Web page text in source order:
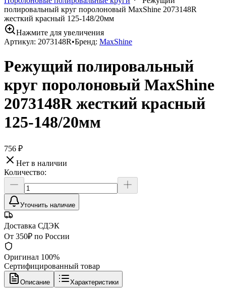
полировальный круг поролоновый MaxShine 2073148R
жесткий красный 125-148/20мм
Нажмите для увеличения
Артикул: 2073148R•Бренд: MaxShine
Режущий полировальный
круг поролоновый MaxShine
2073148R жесткий красный
125-148/20мм
756 ₽
Нет в наличии
Количество:
Уточнить наличие
Доставка СДЭК
От 350₽ по России
Оригинал 100%
Сертифицированный товар
Описание Характеристики